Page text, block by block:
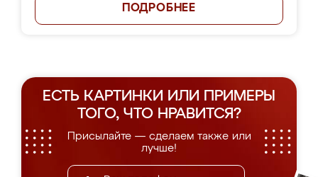
ПОДРОБНЕЕ
ЕСТЬ КАРТИНКИ ИЛИ ПРИМЕРЫ
ТОГО, ЧТО НРАВИТСЯ?
Присылайте — сделаем также или
лучше!